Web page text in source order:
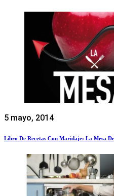
5 mayo, 2014
Libro De Recetas Con Maridaje: La Mesa